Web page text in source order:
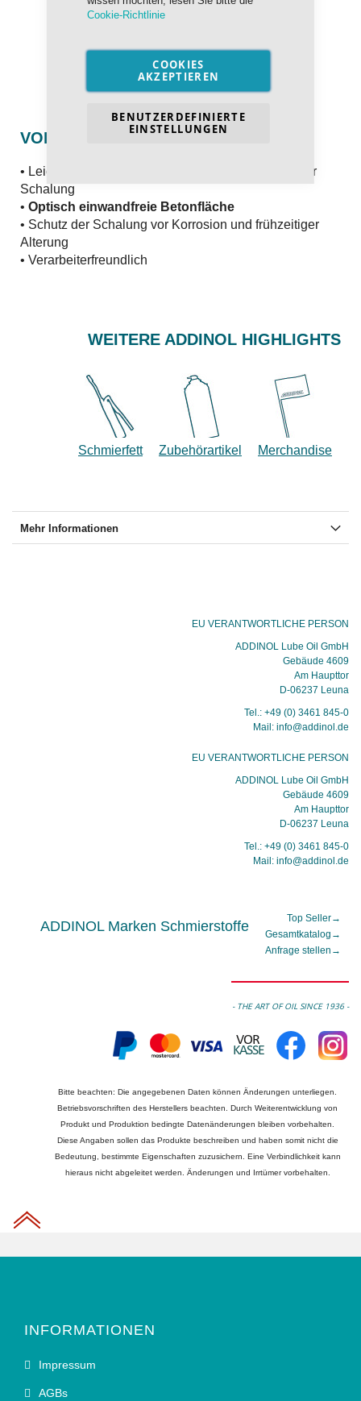
Cookie-Richtlinie
COOKIES
AKZEPTIEREN
BENUTZERDEFINIERTE
EINSTELLUNGEN
VORTEILE
• Leichte und saubere Trennung des Betons von der
Schalung
• Optisch einwandfreie Betonfläche
• Schutz der Schalung vor Korrosion und frühzeitiger
Alterung
• Verarbeiterfreundlich
WEITERE ADDINOL HIGHLIGHTS
Schmierfett Zubehörartikel Merchandise
Mehr Informationen
EU VERANTWORTLICHE PERSON
ADDINOL Lube Oil GmbH
Gebäude 4609
Am Haupttor
D-06237 Leuna
Tel.: +49 (0) 3461 845-0
Mail: info@addinol.de
EU VERANTWORTLICHE PERSON
ADDINOL Lube Oil GmbH
Gebäude 4609
Am Haupttor
D-06237 Leuna
Tel.: +49 (0) 3461 845-0
Mail: info@addinol.de
ADDINOL Marken Schmierstoffe Top Seller→
Gesamtkatalog →
Anfrage stellen →
- THE ART OF OIL SINCE 1936 -
Bitte beachten: Die angegebenen Daten können Änderungen unterliegen.
Betriebsvorschriften des Herstellers beachten. Durch Weiterentwicklung von
Produkt und Produktion bedingte Datenänderungen bleiben vorbehalten.
Diese Angaben sollen das Produkte beschreiben und haben somit nicht die
Bedeutung, bestimmte Eigenschaften zuzusichern. Eine Verbindlichkeit kann
hieraus nicht abgeleitet werden. Änderungen und Irrtümer vorbehalten.
INFORMATIONEN
Impressum
AGBs